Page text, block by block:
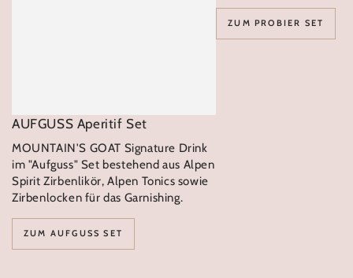
AUFGUSS Aperitif Set
MOUNTAIN'S GOAT Signature Drink
im "Aufguss" Set bestehend aus Alpen
Spirit Zirbenlikör, Alpen Tonics sowie
Zirbenlocken für das Garnishing.
ZUM AUFGUSS SET
ZUM PROBIER SET